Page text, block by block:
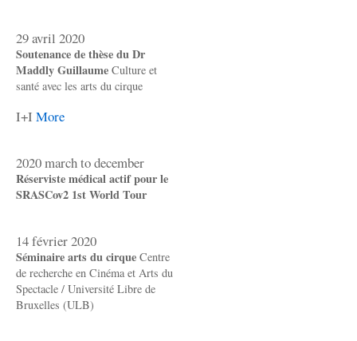
29 avril 2020
Soutenance de thèse du Dr
Maddly Guillaume Culture et
santé avec les arts du cirque
I+I More
2020 march to december
Réserviste médical actif pour le
SRASCov2 1st World Tour
14 février 2020
Séminaire arts du cirque Centre
de recherche en Cinéma et Arts du
Spectacle / Université Libre de
Bruxelles (ULB)